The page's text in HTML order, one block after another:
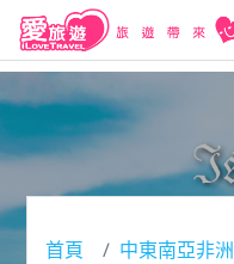
首頁 中東南亞非洲